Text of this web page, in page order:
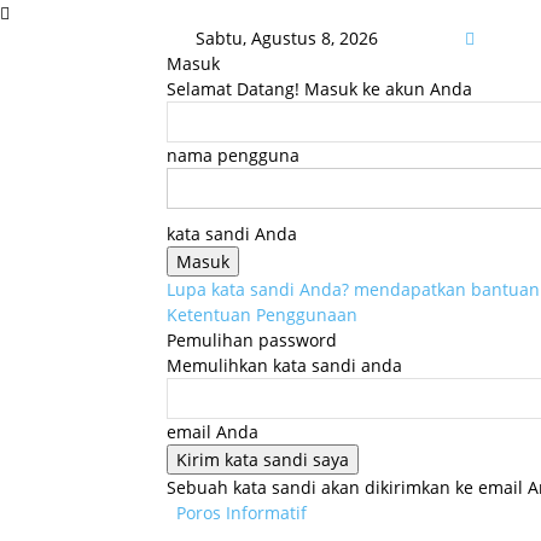
Sabtu, Agustus 8, 2026
Masuk
Selamat Datang! Masuk ke akun Anda
nama pengguna
kata sandi Anda
Lupa kata sandi Anda? mendapatkan bantuan
Ketentuan Penggunaan
Pemulihan password
Memulihkan kata sandi anda
email Anda
Sebuah kata sandi akan dikirimkan ke email
Poros Informatif